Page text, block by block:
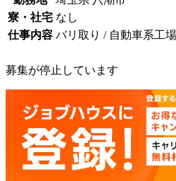
寮・社宅 なし
仕事内容 バリ取り / 自動車系工
募集が停止しています